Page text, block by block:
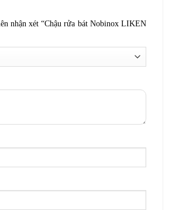
nhận xét “Chậu rửa bát Nobinox LIKEN